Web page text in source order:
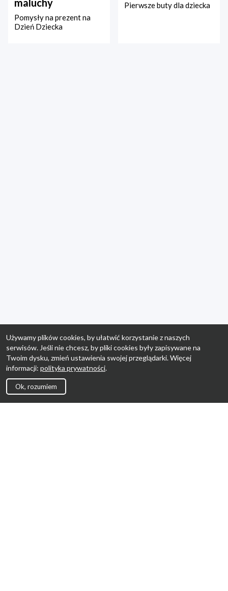
maluchy
Pomysły na prezent na
Dzień Dziecka
Pierwsze buty dla dziecka
Używamy plików cookies, by ułatwić korzystanie z naszych
serwisów. Jeśli nie chcesz, by pliki cookies były zapisywane na
Twoim dysku, zmień ustawienia swojej przeglądarki. Więcej
informacji: polityka prywatności.
Ok, rozumiem